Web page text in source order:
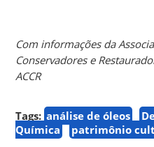
Com informações da
Conservadores e
ACCR
Tags: análise de óleos
Química
patrimônio